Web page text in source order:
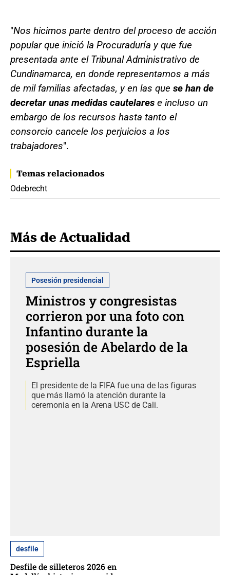
"Nos hicimos parte dentro del proceso de acción
popular que inició la Procuraduría y que fue
presentada ante el Tribunal Administrativo de
Cundinamarca, en donde representamos a más
de mil familias afectadas, y en las que se han de
decretar unas medidas cautelares e incluso un
embargo de los recursos hasta tanto el
consorcio cancele los perjuicios a los
trabajadores".
Temas relacionados
Odebrecht
Más de Actualidad
Posesión presidencial
Ministros y congresistas
corrieron por una foto con
Infantino durante la
posesión de Abelardo de la
Espriella
El presidente de la FIFA fue una de las figuras
que más llamó la atención durante la
ceremonia en la Arena USC de Cali.
desfile
Desfile de silleteros 2026 en